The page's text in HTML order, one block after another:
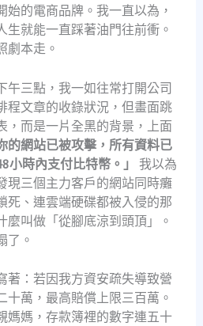
的電商品牌。我一直以為，
生就能一直踩著油門往前衝。
劇本走。
午三點，我一如往常打開公司
程文章的收錄狀況，但畫面跳
，而是一片全黑的背景，上面
的網站已被攻擊，所有資料已
小時內支付比特幣。」
我以為
現三個主力客戶的網站同時癱
死、連雲端硬碟都被入侵的那
麼叫做「從腳底涼到頭頂」。
了。
著：若因我方資安疏失導致營
十萬，最高賠償上限三百萬。
媽媽，存款簿裡的數字連五十